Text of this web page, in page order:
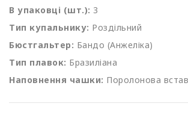
В упаковці (шт.): 3
Тип купальнику: Роздільний
Бюстгальтер: Бандо (Анжеліка)
Тип плавок: Бразиліана
Наповнення чашки: Поролонова